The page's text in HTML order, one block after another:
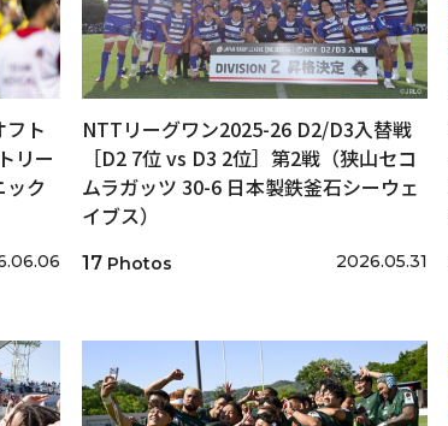
ト
リー
ク
NTTリーグワン2025-26 D2/D3入替戦
［D2 7位 vs D3 2位］第2戦（狭山セコ
ムラガッツ 30-6 日本製鉄釜石シーウェ
イブス）
17 Photos 2026.05.31